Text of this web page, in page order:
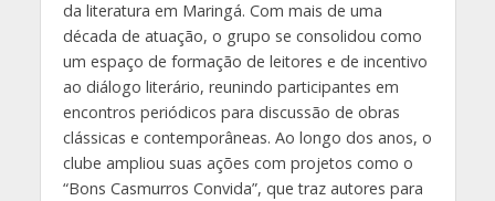
da literatura em Maringá. Com mais de uma
década de atuação, o grupo se consolidou como
um espaço de formação de leitores e de incentivo
ao diálogo literário, reunindo participantes em
encontros periódicos para discussão de obras
clássicas e contemporâneas. Ao longo dos anos, o
clube ampliou suas ações com projetos como o
“Bons Casmurros Convida”, que traz autores para